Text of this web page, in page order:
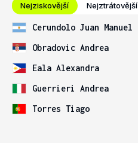
Nejziskovější Nejztrátovější
Cerundolo Juan Manuel
Obradovic Andrea
Eala Alexandra
Guerrieri Andrea
Torres Tiago